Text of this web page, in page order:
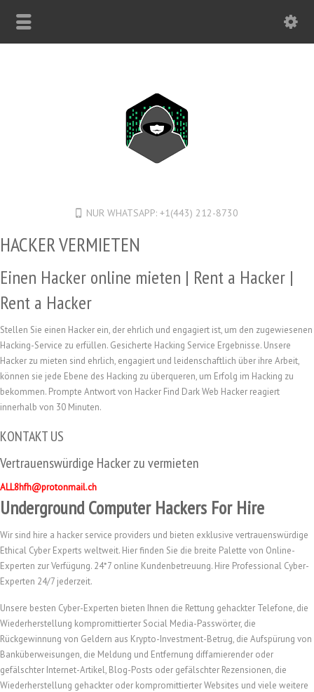
NUR WHATSAPP: +1(443) 212-8730
HACKER VERMIETEN
Einen Hacker online mieten | Rent a Hacker |
Rent a Hacker
Stellen Sie einen Hacker ein, der ehrlich und engagiert ist, um den zugewiesenen
Hacking-Service zu erfüllen. Gesicherte Hacking Service Ergebnisse. Unsere
Hacker zu mieten sind ehrlich, engagiert und leidenschaftlich über ihre Arbeit,
können sie jede Ebene des Hacking zu überqueren, um Erfolg im Hacking zu
bekommen. Prompte Antwort von Hacker Find Dark Web Hacker reagiert
innerhalb von 30 Minuten.
KONTAKT US
Vertrauenswürdige Hacker zu vermieten
ALL8hfh@protonmail.ch
Underground Computer Hackers For Hire
Wir sind hire a hacker service providers und bieten exklusive vertrauenswürdige
Ethical Cyber Experts weltweit. Hier finden Sie die breite Palette von Online-
Experten zur Verfügung. 24*7 online Kundenbetreuung. Hire Professional Cyber-
Experten 24/7 jederzeit.
Unsere besten Cyber-Experten bieten Ihnen die Rettung gehackter Telefone, die
Wiederherstellung kompromittierter Social Media-Passwörter, die
Rückgewinnung von Geldern aus Krypto-Investment-Betrug, die Aufspürung von
Banküberweisungen, die Meldung und Entfernung diffamierender oder
gefälschter Internet-Artikel, Blog-Posts oder gefälschter Rezensionen, die
Wiederherstellung gehackter oder kompromittierter Websites und viele weitere